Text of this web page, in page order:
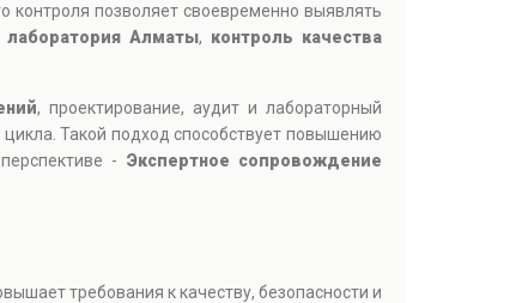
контроля позволяет своевременно выявлять
лаборатория Алматы, контроль качества
, проектирование, аудит и лабораторный
Такой подход способствует повышению
- Экспертное сопровождение
требования к качеству, безопасности и